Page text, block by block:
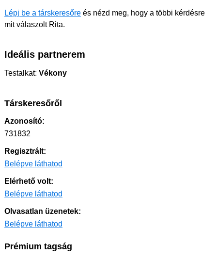
Lépj be a társkeresőre és nézd meg, hogy a többi kérdésre
mit válaszolt Rita.
Ideális partnerem
Testalkat: Vékony
Társkeresőről
Azonosító:
731832
Regisztrált:
Belépve láthatod
Elérhető volt:
Belépve láthatod
Olvasatlan üzenetek:
Belépve láthatod
Prémium tagság